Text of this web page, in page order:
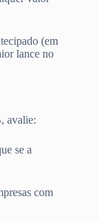
(em
lance no
avalie:
se a
com